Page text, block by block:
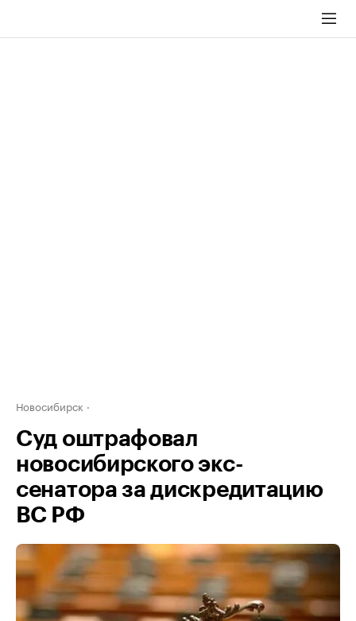
Новосибирск
Суд оштрафовал
новосибирского экс-
сенатора за дискредитацию
ВС РФ